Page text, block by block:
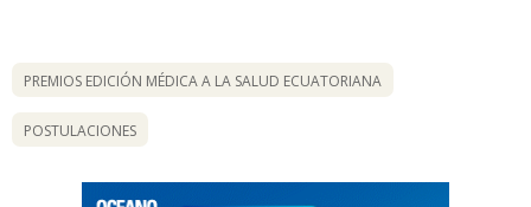
PREMIOS EDICIÓN MÉDICA A LA SALUD ECUATORIANA
POSTULACIONES